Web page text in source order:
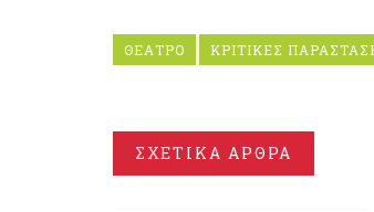
ΘΕΑΤΡΟ ΚΡΙΤΙΚΕΣ
ΣΧΕΤΙΚΑ ΑΡΘΡΑ